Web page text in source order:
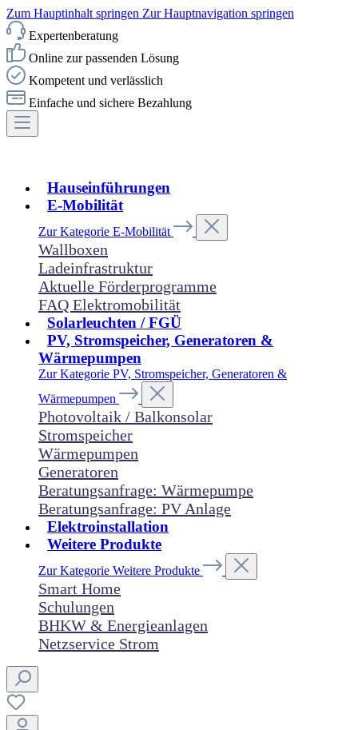
Zum Hauptinhalt springen Zur Hauptnavigation springen
Expertenberatung
Online zur passenden Lösung
Kompetent und verlässlich
Einfache und sichere Bezahlung
Hauseinführungen
E-Mobilität
Zur Kategorie E-Mobilität
Wallboxen
Ladeinfrastruktur
Aktuelle Förderprogramme
FAQ Elektromobilität
Solarleuchten / FGÜ
PV, Stromspeicher, Generatoren &
Wärmepumpen
Zur Kategorie PV, Stromspeicher, Generatoren &
Wärmepumpen
Photovoltaik / Balkonsolar
Stromspeicher
Wärmepumpen
Generatoren
Beratungsanfrage: Wärmepumpe
Beratungsanfrage: PV Anlage
Elektroinstallation
Weitere Produkte
Zur Kategorie Weitere Produkte
Smart Home
Schulungen
BHKW & Energieanlagen
Netzservice Strom